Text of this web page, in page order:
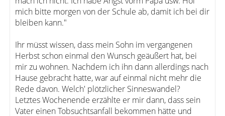
mich bitte morgen von der Schule ab, damit ich bei dir
bleiben kann."
Ihr müsst wissen, dass mein Sohn im vergangenen
Herbst schon einmal den Wunsch geäußert hat, bei
mir zu wohnen. Nachdem ich ihn dann allerdings nach
Hause gebracht hatte, war auf einmal nicht mehr die
Rede davon. Welch' plötzlicher Sinneswandel?
Letztes Wochenende erzählte er mir dann, dass sein
Vater einen Tobsuchtsanfall bekommen hätte und